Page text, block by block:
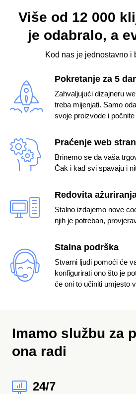
Više od 12 000
je odabralo, a
Kod nas je jednostavno i
Pokretanje za 5
Zahvaljujući dizajneru
treba mijenjati. Samo
svoje proizvode i počnite
Praćenje web
Brinemo se da vaša
Čak i kad svi spavaju i
Redovita
Stalno izdajemo nove
njih je potreban,
Stalna podrška
Stvarni ljudi pomoći će
konfigurirati ono što je
će oni to učiniti umjesto
Imamo službu za
ona radi
24/7